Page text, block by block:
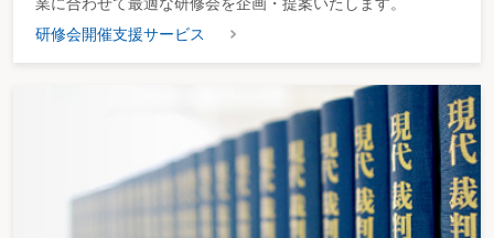
業に合わせて最適な研修会を企画・提案いたします。
研修会開催支援サービス